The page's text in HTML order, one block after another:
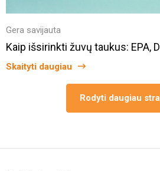
Gera savijauta
Kaip išsirinkti žuvų taukus: EPA,
Skaityti daugiau
Rodyti daugiau